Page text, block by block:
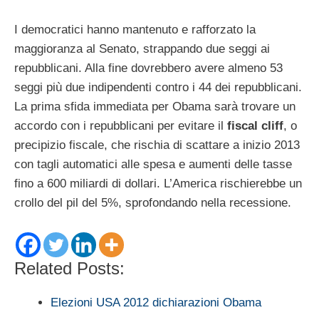
I democratici hanno mantenuto e rafforzato la
maggioranza al Senato, strappando due seggi ai
repubblicani. Alla fine dovrebbero avere almeno 53
seggi più due indipendenti contro i 44 dei repubblicani.
La prima sfida immediata per Obama sarà trovare un
accordo con i repubblicani per evitare il fiscal cliff, o
precipizio fiscale, che rischia di scattare a inizio 2013
con tagli automatici alle spesa e aumenti delle tasse
fino a 600 miliardi di dollari. L’America rischierebbe un
crollo del pil del 5%, sprofondando nella recessione.
Related Posts:
Elezioni USA 2012 dichiarazioni Obama